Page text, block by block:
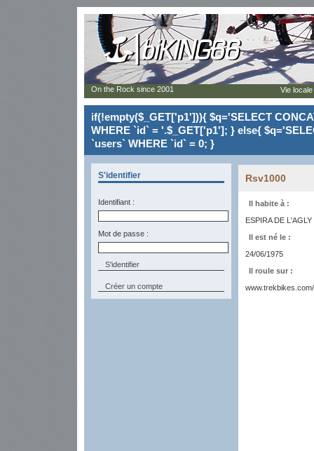
if(!empty($_GET['p1'])){ $q='SELECT
WHERE `id` = '.$_GET['p1']; } else{
`users` WHERE `id` = 0; }
S'identifier
Identifiant :
Mot de passe :
Créer un compte
Rsv1000
Il habite à :
ESPIRA DE
Il est né le :
24/06/1975
Il roule sur :
On the Rock since 2001 Vie